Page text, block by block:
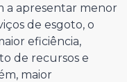
a apresentar menor
de esgoto, o
eficiência,
de recursos e
maior